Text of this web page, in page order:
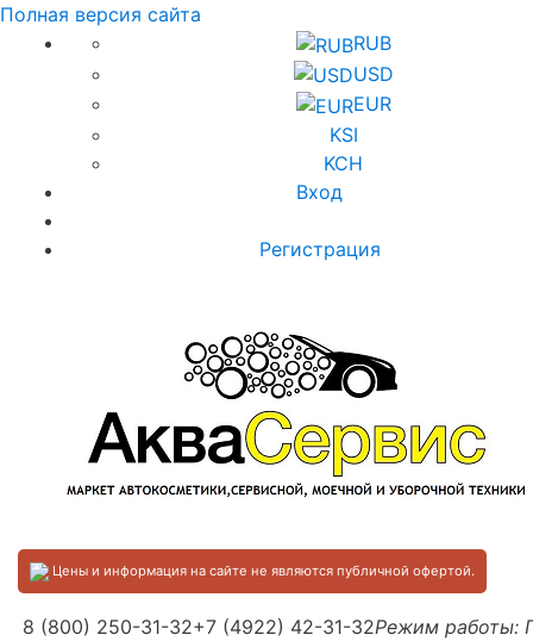
Полная версия сайта
RUB
USD
EUR
KSI
KCH
Вход
Регистрация
Цены и информация на сайте не являются публичной офертой.
8 (800) 250-31-32+7 (4922) 42-31-32Режим работы: